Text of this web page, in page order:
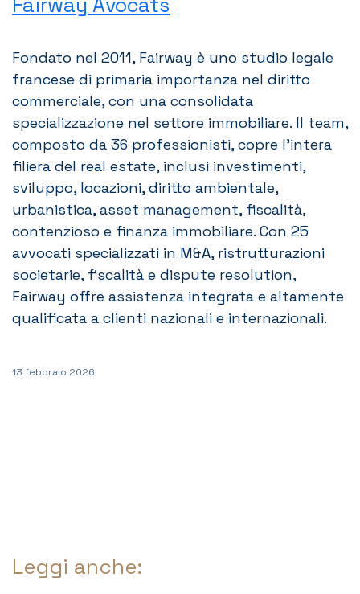
Fondato nel 2011, Fairway è uno studio legale
francese di primaria importanza nel diritto
commerciale, con una consolidata
specializzazione nel settore immobiliare. Il team,
composto da 36 professionisti, copre l’intera
filiera del real estate, inclusi investimenti,
sviluppo, locazioni, diritto ambientale,
urbanistica, asset management, fiscalità,
contenzioso e finanza immobiliare. Con 25
avvocati specializzati in M&A, ristrutturazioni
societarie, fiscalità e dispute resolution,
Fairway offre assistenza integrata e altamente
qualificata a clienti nazionali e internazionali.
13 febbraio 2026
Leggi anche: